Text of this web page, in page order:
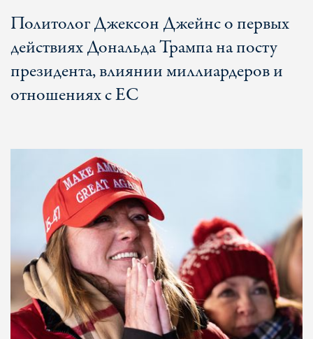
Политолог Джексон Джейнс о первых
действиях Дональда Трампа на посту
президента, влиянии миллиардеров и
отношениях с ЕС